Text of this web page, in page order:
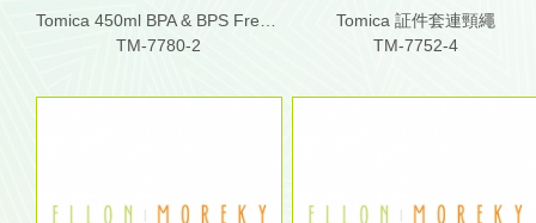
Tomica 450ml BPA & BPS Free 膠水樽連飲管及頸繩
TM-7780-2
Tomica 証件套連頸繩
TM-7752-4